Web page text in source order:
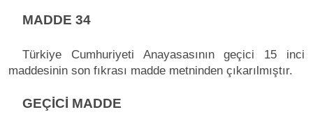
MADDE 34
Türkiye Cumhuriyeti Anayasasının geçici 15 inci
maddesinin son fıkrası madde metninden çıkarılmıştır.
GEÇİCİ MADDE